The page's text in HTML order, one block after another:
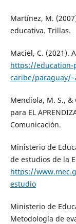
Martínez, M.
educativa. Trillas.
Maciel, C. (2021).
https://education-
caribe/paraguay/
Mendiola, M. S., &
para EL
Comunicación.
Ministerio de
de estudios de la
https://
estudio
Ministerio de
Metodología de